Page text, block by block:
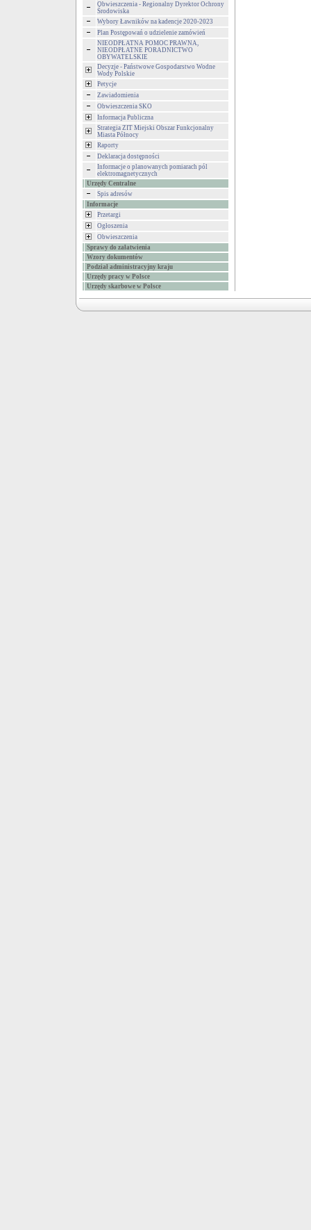
Obwieszczenia - Regionalny Dyrektor Ochrony
Środowiska
Wybory Ławników na kadencje 2020-2023
Plan Postępowań o udzielenie zamówień
NIEODPŁATNA POMOC PRAWNA,
NIEODPŁATNE PORADNICTWO
OBYWATELSKIE
Decyzje - Państwowe Gospodarstwo Wodne
Wody Polskie
Petycje
Zawiadomienia
Obwieszczenia SKO
Informacja Publiczna
Strategia ZIT Miejski Obszar Funkcjonalny
Miasta Północy
Raporty
Deklaracja dostępności
Informacje o planowanych pomiarach pól
elektromagnetycznych
Urzędy Centralne
Spis adresów
Informacje
Przetargi
Ogłoszenia
Obwieszczenia
Sprawy do załatwienia
Wzory dokumentów
Podział administracyjny kraju
Urzędy pracy w Polsce
Urzędy skarbowe w Polsce